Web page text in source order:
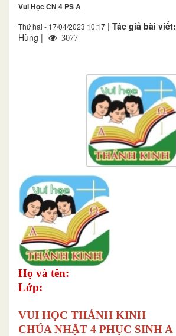
Vui Học CN 4 PS A
Thứ hai - 17/04/2023 10:17 | Tác giả bài viết:
Hùng |
3077
Họ và tên:
Lớp:
VUI HỌC THÁNH KINH
CHÚA NHẬT 4 PHỤC SINH A